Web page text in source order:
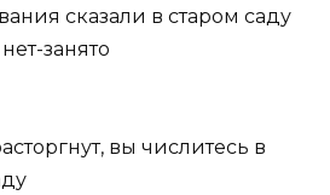
сказали в старом саду
занято
вы числитесь в